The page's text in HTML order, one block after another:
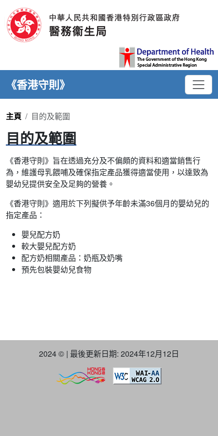
《香港守則》
主頁 目的及範圍
目的及範圍
《香港守則》旨在透過充分及不偏頗的資料和適當銷售行
為，維護母乳餵哺及確保指定產品獲得適當使用，以達致為
嬰幼兒提供安全及足夠的營養。
《香港守則》適用於下列擬供予年齡未滿36個月的嬰幼兒的
指定產品：
嬰兒配方奶
較大嬰兒配方奶
配方奶相關產品：奶瓶及奶嘴
預先包裝嬰幼兒食物
2024 © | 最後更新日期: 2024年12月12日